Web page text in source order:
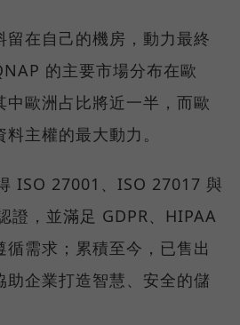
留在自己的機房，動力最終
的主要市場分布在歐
中歐洲占比將近一半，而歐
主權的最大動力。
ISO 27001、ISO 27017 與
證，並滿足 GDPR、HIPAA
需求；累積至今，已售出
助企業打造智慧、安全的儲